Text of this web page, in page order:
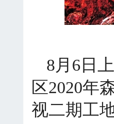
8月6日
区2020年
视二期工